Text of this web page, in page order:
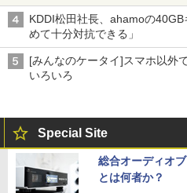
穴と楽天モバイルの課題
KDDI松田社長、ahamoの
めて十分対抗できる」
[みんなのケータイ]スマホ以外
いろいろ
Special Site
総合オーディオ
とは何者か？